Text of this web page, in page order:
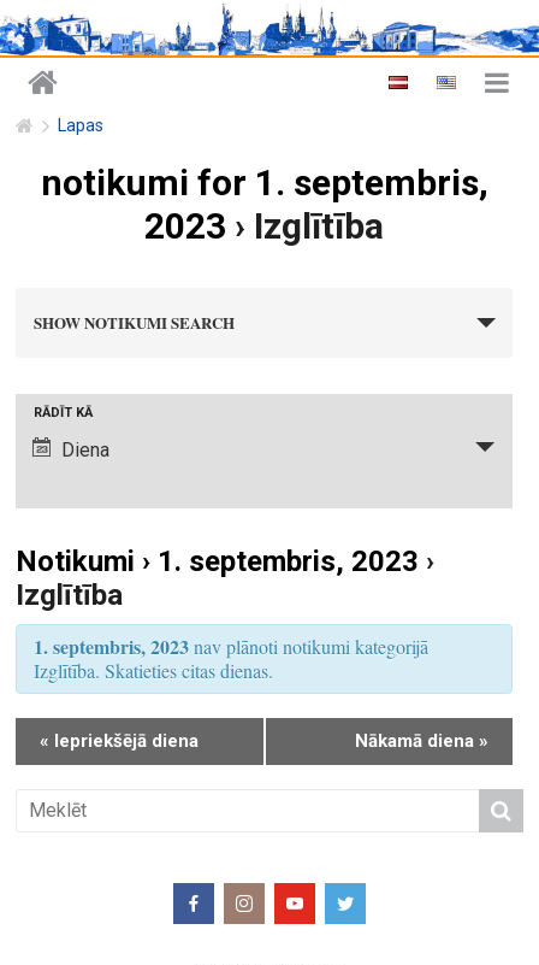
Lapas
notikumi for 1. septembris,
2023 › Izglītība
i
S
e
a
c
h
a
d
SHOW NOTIKUMI SEARCH
i
u
m
s
i
e
N
RĀDĪT KĀ
Diena
Notikumi › 1. septembris, 2023 ›
Izglītība
1. septembris, 2023nav plānoti notikumi kategorijā
Izglītība. Skatieties citas dienas.
« Iepriekšējā diena Nākamā diena »